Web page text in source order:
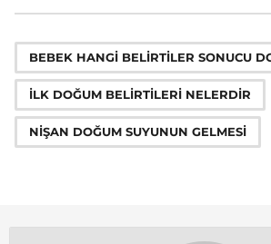
t
P
g
i
a
BEBEK HANGI BELIRTILER SONUCU
İLK DOĞUM BELIRTILERI NELERDIR
NIŞAN DOĞUM SUYUNUN GELMESI